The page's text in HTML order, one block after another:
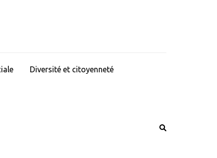
Diversité et citoyenneté